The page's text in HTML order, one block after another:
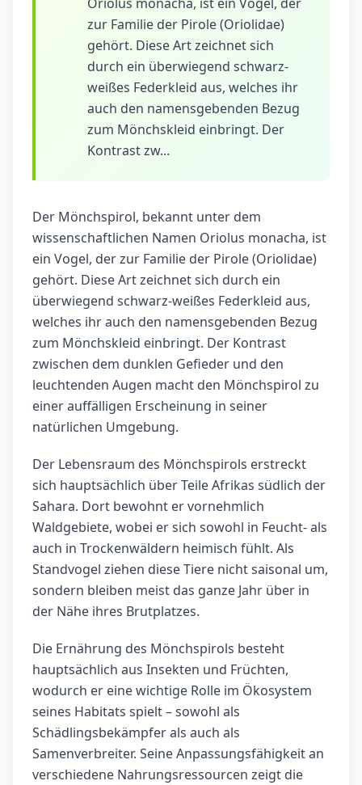
zur Familie der Pirole (Oriolidae)
gehört. Diese Art zeichnet sich
durch ein überwiegend schwarz-
weißes Federkleid aus, welches ihr
auch den namensgebenden Bezug
zum Mönchskleid einbringt. Der
Kontrast zw...
Der Mönchspirol, bekannt unter dem
wissenschaftlichen Namen Oriolus monacha, ist
ein Vogel, der zur Familie der Pirole (Oriolidae)
gehört. Diese Art zeichnet sich durch ein
überwiegend schwarz-weißes Federkleid aus,
welches ihr auch den namensgebenden Bezug
zum Mönchskleid einbringt. Der Kontrast
zwischen dem dunklen Gefieder und den
leuchtenden Augen macht den Mönchspirol zu
einer auffälligen Erscheinung in seiner
natürlichen Umgebung.
Der Lebensraum des Mönchspirols erstreckt
sich hauptsächlich über Teile Afrikas südlich der
Sahara. Dort bewohnt er vornehmlich
Waldgebiete, wobei er sich sowohl in Feucht- als
auch in Trockenwäldern heimisch fühlt. Als
Standvogel ziehen diese Tiere nicht saisonal um,
sondern bleiben meist das ganze Jahr über in
der Nähe ihres Brutplatzes.
Die Ernährung des Mönchspirols besteht
hauptsächlich aus Insekten und Früchten,
wodurch er eine wichtige Rolle im Ökosystem
seines Habitats spielt – sowohl als
Schädlingsbekämpfer als auch als
Samenverbreiter. Seine Anpassungsfähigkeit an
verschiedene Nahrungsressourcen zeigt die